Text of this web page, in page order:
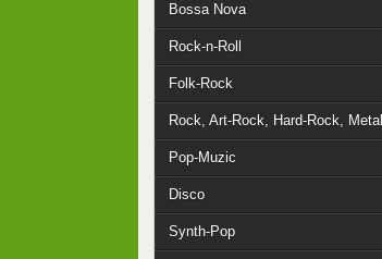
Bossa Nova
Rock-n-Roll
Folk-Rock
Rock, Art-Rock, Hard-Rock, Metal
Pop-Muzic
Disco
Synth-Pop